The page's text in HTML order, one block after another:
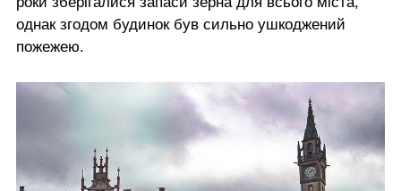
однак згодом будинок був сильно ушкоджений
пожежею.